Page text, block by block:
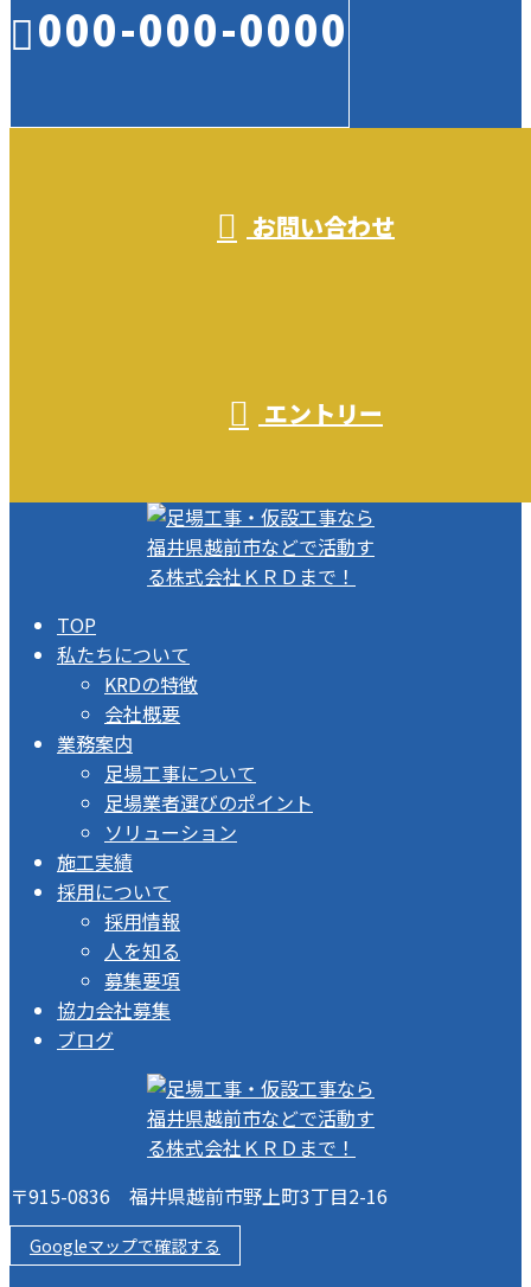
000-000-0000
お問い合わせ
エントリー
TOP
私たちについて
KRDの特徴
会社概要
業務案内
足場工事について
足場業者選びのポイント
ソリューション
施工実績
採用について
採用情報
人を知る
募集要項
協力会社募集
ブログ
〒915-0836 福井県越前市野上町3丁目2-16
Googleマップで確認する